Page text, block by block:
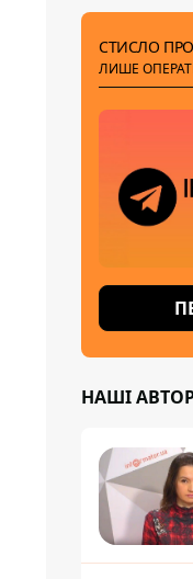
СТИСЛО
ЛИШЕ
НАШІ